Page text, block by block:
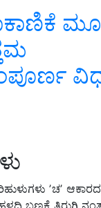
ʼಚʼ